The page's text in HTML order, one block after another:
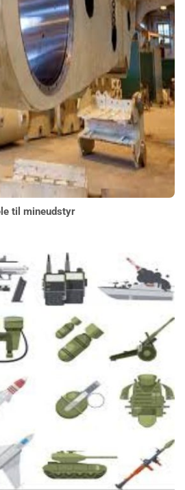
til mineudstyr